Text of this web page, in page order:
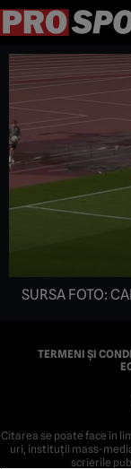
SURSA FOTO:
TERMENI ȘI
Citarea se poate face în
uri, instituţii mass-
scrierile